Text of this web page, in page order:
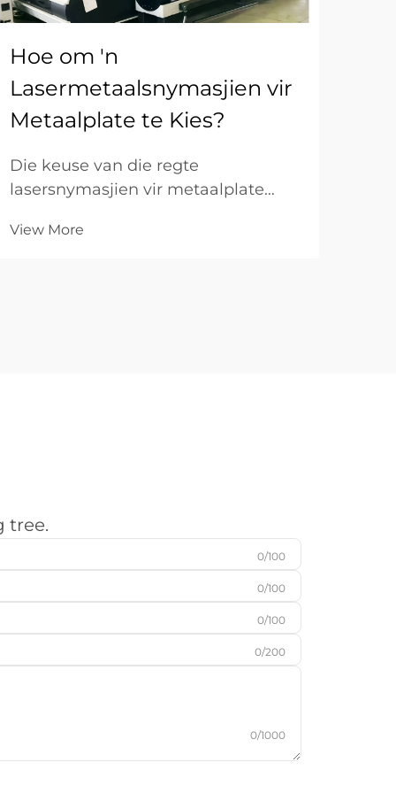
Hoe om 'n
Lasermetaalsnymasjien vir
Metaalplate te Kies?
Die keuse van die regte
lasersnymasjien vir metaalplate
verskeie tegniese en bedryfsfaktore
View More
tree.
0/100
0/100
0/100
0/200
0/1000